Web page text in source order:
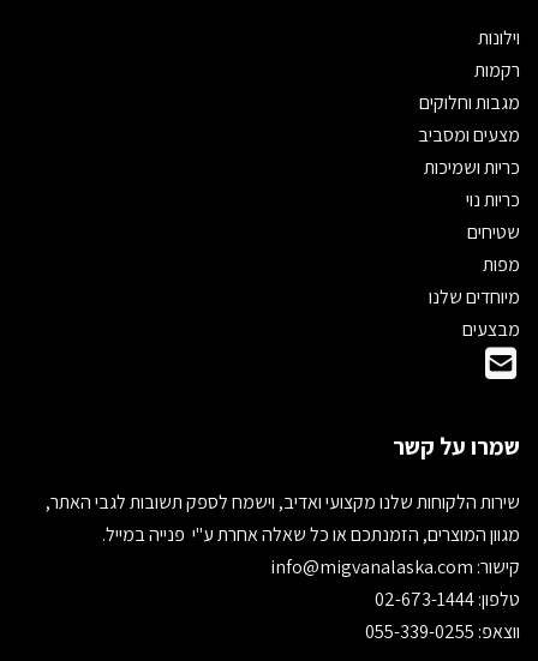
וילונות
רקמות
מגבות וחלוקים
מצעים ומסביב
כריות ושמיכות
כריות נוי
שטיחים
מפות
מיוחדים שלנו
מבצעים
שמרו על קשר
שירות הלקוחות שלנו מקצועי ואדיב, וישמח לספק תשובות לגבי האתר,
מגוון המוצרים, הזמנתכם או כל שאלה אחרת ע"י פנייה במייל.
קישור:
טלפון: 02-673-1444
ווצאפ: 055-339-0255